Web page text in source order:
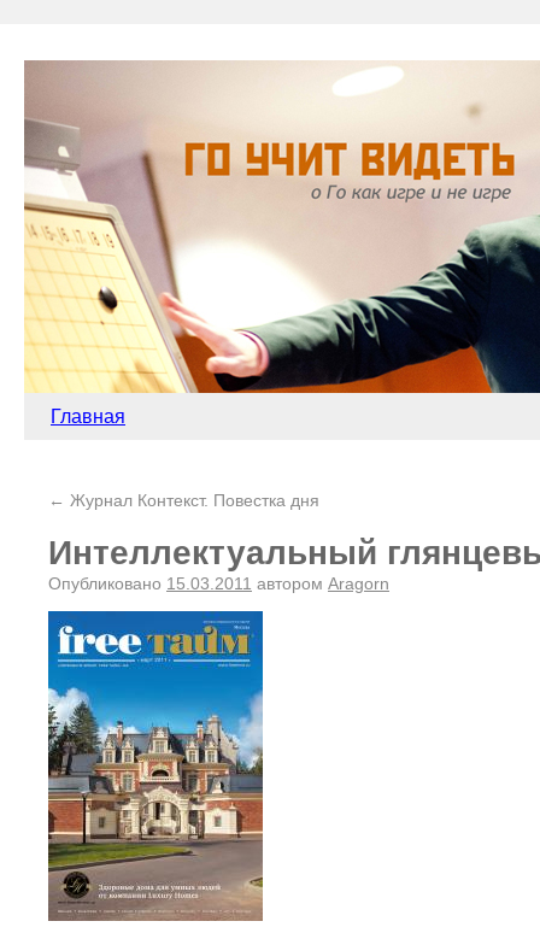
Главная
← Журнал Контекст. Повестка дня
Интеллектуальный
Опубликовано 15.03.2011 автором Aragorn